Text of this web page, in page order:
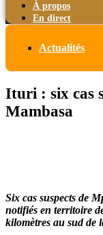
À propos
En direct
Actualités
Ituri : six cas
Mambasa
Six cas suspects de
notifiés en territoire
kilomètres au sud de